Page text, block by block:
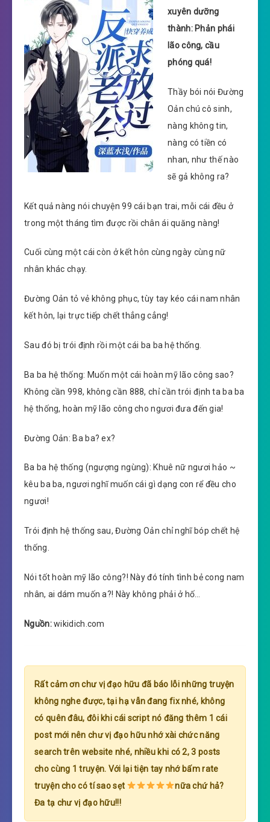
xuyên dưỡng
thành: Phản phái
lão công, cầu
phóng quá!
Thầy bói nói Đường
Oản chú cô sinh,
nàng không tin,
nàng có tiền có
nhan, như thế nào
sẽ gả không ra?
Kết quả nàng nói chuyện 99 cái bạn trai, mỗi cái đều ở
trong một tháng tìm được rồi chân ái quăng nàng!
Cuối cùng một cái còn ở kết hôn cùng ngày cùng nữ
nhân khác chạy.
Đường Oản tỏ vẻ không phục, tùy tay kéo cái nam nhân
kết hôn, lại trực tiếp chết thẳng cẳng!
Sau đó bị trói định rồi một cái ba ba hệ thống.
Ba ba hệ thống: Muốn một cái hoàn mỹ lão công sao?
Không cần 998, không cần 888, chỉ cần trói định ta ba ba
hệ thống, hoàn mỹ lão công cho ngươi đưa đến gia!
Đường Oản: Ba ba? ex?
Ba ba hệ thống (ngượng ngùng): Khuê nữ ngươi hảo ~
kêu ba ba, ngươi nghĩ muốn cái gì dạng con rể đều cho
ngươi!
Trói định hệ thống sau, Đường Oản chỉ nghĩ bóp chết hệ
thống.
Nói tốt hoàn mỹ lão công?! Này đó tính tình bẻ cong nam
nhân, ai dám muốn a?! Này không phải ở hố…
Nguồn:wikidich.com
Rất cảm ơn chư vị đạo hữu đã báo lỗi những truyện
không nghe được, tại hạ vẫn đang fix nhé, không
có quên đâu, đôi khi cái script nó đăng thêm 1 cái
post mới nên chư vị đạo hữu nhớ xài chức năng
search trên website nhé, nhiều khi có 2, 3 posts
cho cùng 1 truyện. Với lại tiện tay nhớ bấm rate
truyện cho có tí sao sẹt
nữa chứ hả?
Đa tạ chư vị đạo hữu!!!